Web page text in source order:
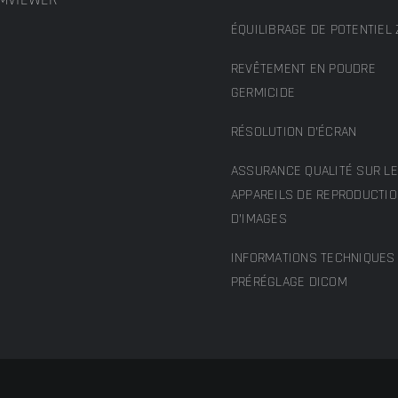
ÉQUILIBRAGE DE POTENTIEL
REVÊTEMENT EN POUDRE
GERMICIDE
RÉSOLUTION D’ÉCRAN
ASSURANCE QUALITÉ SUR
APPAREILS DE
D’IMAGES
INFORMATIONS TECHNIQUES
PRÉRÉGLAGE DICOM